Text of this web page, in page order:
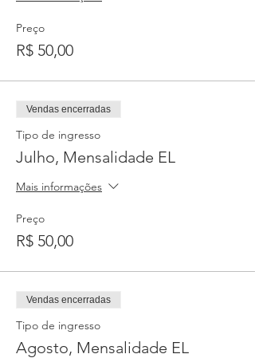
Preço
R$ 50,00
Vendas encerradas
Tipo de ingresso
Julho, Mensalidade EL
Mais informações
Preço
R$ 50,00
Vendas encerradas
Tipo de ingresso
Agosto, Mensalidade EL